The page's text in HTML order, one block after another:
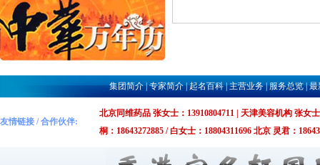
集团简介|专家简介|起名百科|主营业务|服务总览|最
友情链接 / 合作伙伴:
北京同维药品 张女士：13910804711 | 天津美容机构 张女
桐：18643272885 / 白女士：18804311696 北京 灵君：